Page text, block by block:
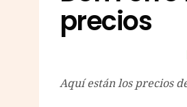
precios
Aquí están los precios